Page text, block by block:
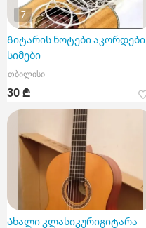
7
Გიტარის ნოტები აკორდები
სიმები
თბილისი
30 ₾
Ახალი კლასიკურიგიტარა